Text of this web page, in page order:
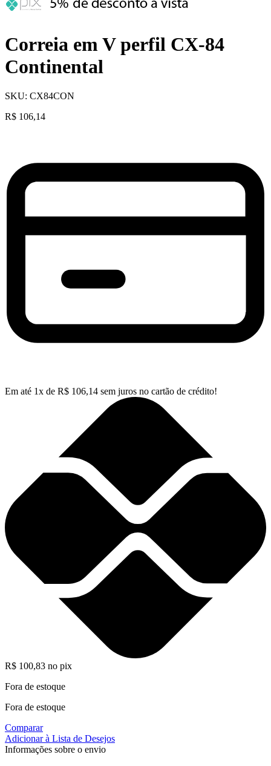
Correia em V perfil CX-84
Continental
SKU: CX84CON
R$ 106,14
Em até 1x de R$ 106,14 sem juros no cartão de crédito!
R$ 100,83 no pix
Fora de estoque
Fora de estoque
Comparar
Adicionar à Lista de Desejos
Informações sobre o envio